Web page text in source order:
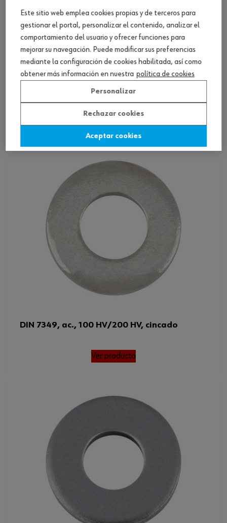
Poliamida DIN 125
DIN 7349, ac., 100 HV/200 HV, cincado
Ver producto
Este sitio web emplea cookies propias y de terceros para
gestionar el portal, personalizar el contenido, analizar el
comportamiento del usuario y ofrecer funciones para
mejorar su navegación. Puede modificar sus preferencias
mediante la configuración de cookies habilitada, así como
obtener más información en nuestra política de cookies
Personalizar
Rechazar cookies
Aceptar cookies